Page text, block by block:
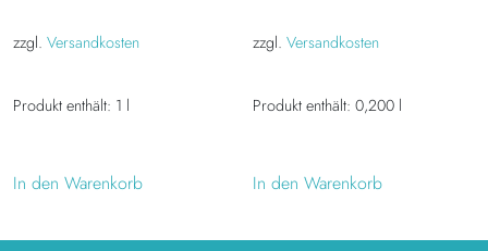
zzgl. Versandkosten
Produkt enthält: 1 l
In den Warenkorb
zzgl.Versandkosten
Produkt enthält: 0,200 l
In den Warenkorb